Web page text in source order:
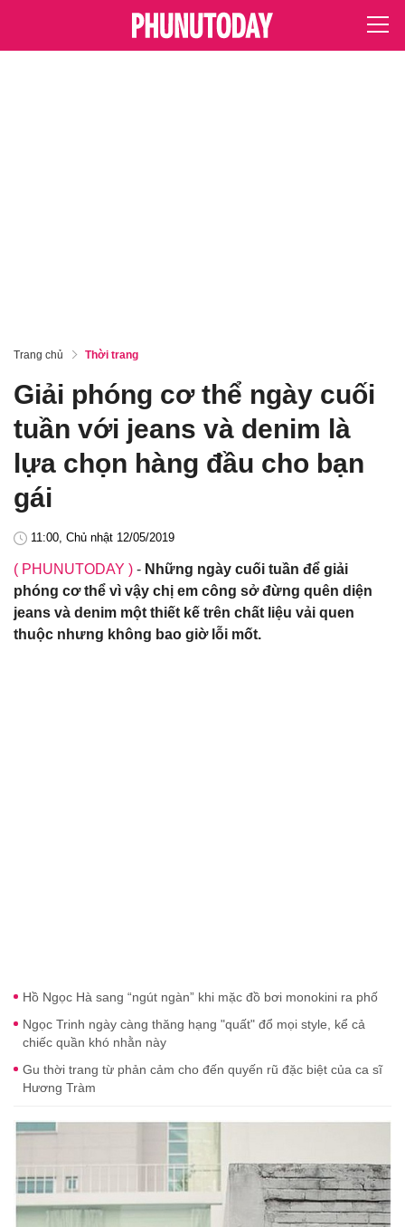
Trang chủ Thời trang
Giải phóng cơ thể ngày cuối
tuần với jeans và denim là
lựa chọn hàng đầu cho bạn
gái
11:00, Chủ nhật 12/05/2019
( PHUNUTODAY ) - Những ngày cuối tuần để giải
phóng cơ thể vì vậy chị em công sở đừng quên diện
jeans và denim một thiết kế trên chất liệu vải quen
thuộc nhưng không bao giờ lỗi mốt.
Hồ Ngọc Hà sang “ngút ngàn” khi mặc đồ bơi monokini ra phố
Ngọc Trinh ngày càng thăng hạng "quất" đổ mọi style, kể cả
chiếc quần khó nhằn này
Gu thời trang từ phản cảm cho đến quyến rũ đặc biệt của ca sĩ
Hương Tràm